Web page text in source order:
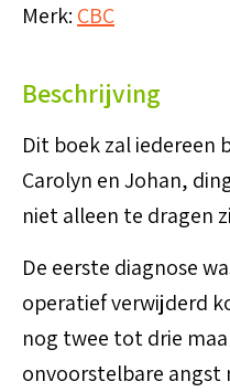
Merk: CBC
Beschrijving
Dit boek zal iedereen
Carolyn en Johan,
niet alleen te dragen
De eerste diagnose
operatief verwijderd
nog twee tot drie
onvoorstelbare angst